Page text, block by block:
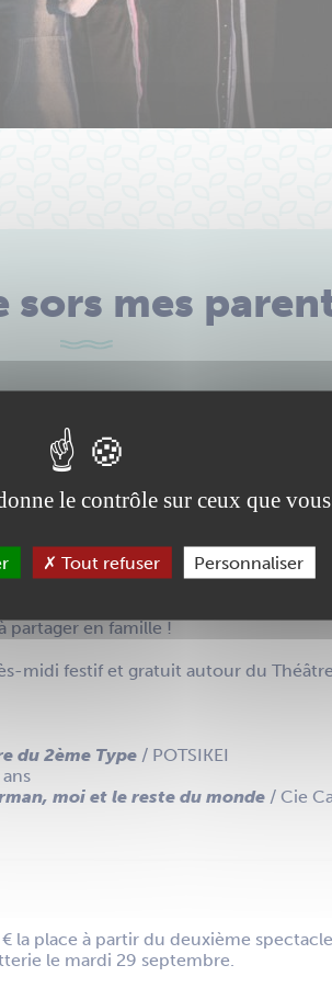
sors mes
festival s’installe dans les communes
Pouillé-les-Côteaux et La Roche-
partager en famille !
midi festif et gratuit autour du
du 2ème Type / POTSIKEI
moi et le reste du monde / Cie
€ la place à partir du deuxième
le mardi 29 septembre.
le contrôle sur ceux que
Tout refuser Personnaliser